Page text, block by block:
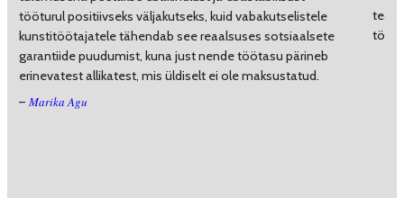
tööturul positiivseks väljakutseks, kuid vabakutselistele
kunstitöötajatele tähendab see reaalsuses sotsiaalsete
garantiide puudumist, kuna just nende töötasu pärineb
erinevatest allikatest, mis üldiselt ei ole maksustatud.
– Marika Agu